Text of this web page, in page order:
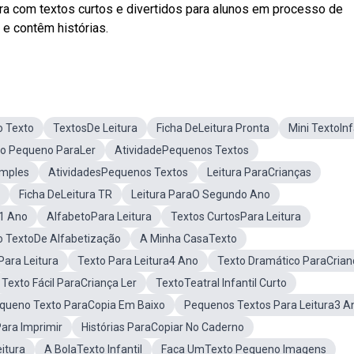
com textos curtos e divertidos para alunos em processo de
contêm histórias.
Texto TextosDe Leitura Ficha DeLeitura Pronta
Mini
Pequeno ParaLer
AtividadePequenos Textos
AtividadesPequenos Textos
Leitura ParaCrianças
Ficha DeLeitura TR
Leitura ParaO Segundo Ano
Ano
AlfabetoPara Leitura
Textos CurtosPara Leitura
TextoDe Alfabetização
A Minha CasaTexto
Leitura
Texto Para Leitura4 Ano
Texto Dramático
Texto Fácil ParaCriança Ler
TextoTeatral Infantil Curto
Texto ParaCopia Em Baixo
Pequenos Textos Para Leitura3
Imprimir
Histórias ParaCopiar No Caderno
A BolaTexto Infantil
Faca UmTexto Pequeno Imagens